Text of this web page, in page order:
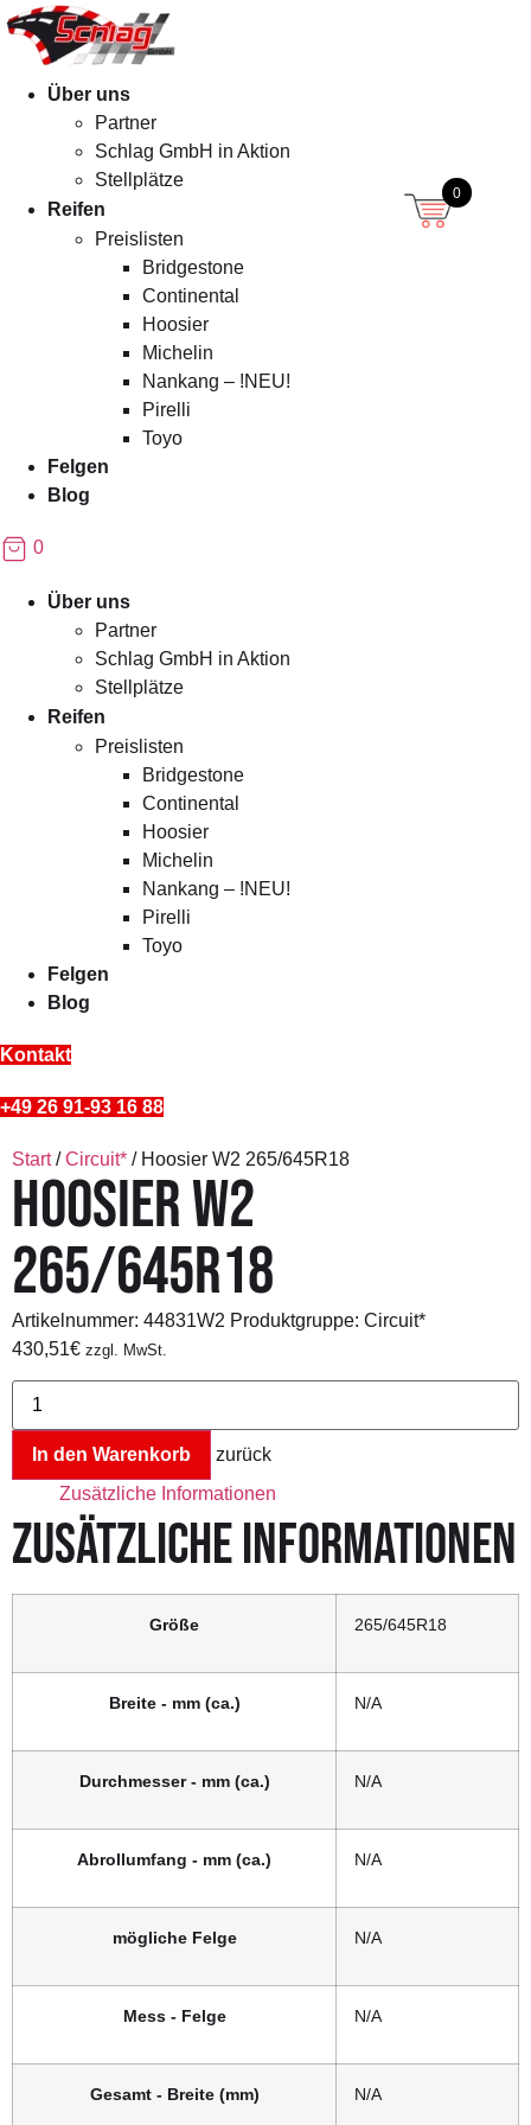
Menü Über uns
Partner
Schlag GmbH in Aktion
Stellplätze
Reifen
Preislisten
Bridgestone
Continental
Hoosier
Michelin
Nankang – !NEU!
Pirelli
Toyo
Felgen
Blog
0
Menü Über uns
Partner
Schlag GmbH in Aktion
Stellplätze
Reifen
Preislisten
Bridgestone
Continental
Hoosier
Michelin
Nankang – !NEU!
Pirelli
Toyo
Felgen
Blog
Kontakt
+49 26 91-93 16 88
Start/Circuit* / Hoosier W2 265/645R18
HOOSIER W2
265/645R18
Artikelnummer: 44831W2 Produktgruppe: Circuit*
430,51€ zzgl. MwSt.
Hoosier
W2
265/645R18
Menge
In den Warenkorb
zurück
Zusätzliche Informationen
ZUSÄTZLICHE INFORMATIONEN
Größe 265/645R18
Breite - mm (ca.) N/A
Durchmesser - mm (ca.) N/A
Abrollumfang - mm (ca.) N/A
mögliche Felge N/A
Mess - Felge N/A
Gesamt - Breite (mm) N/A
0